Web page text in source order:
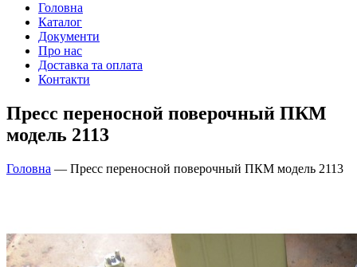
Головна
Каталог
Документи
Про нас
Доставка та оплата
Контакти
Пресс переносной поверочный ПКМ
модель 2113
Головна — Пресс переносной поверочный ПКМ модель 2113